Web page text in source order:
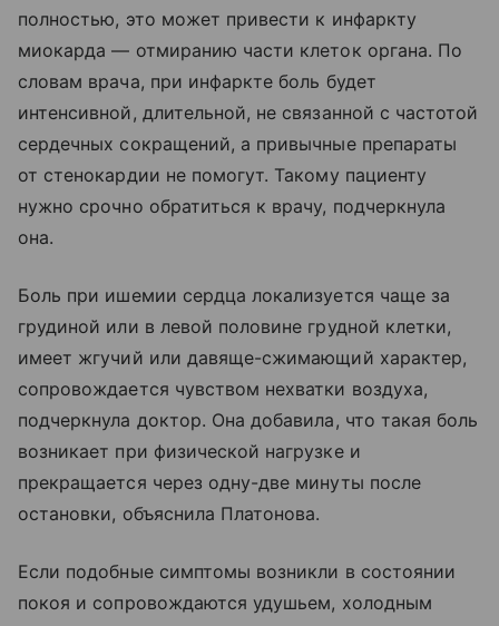
полностью, это может привести к инфаркту
миокарда — отмиранию части клеток органа. По
словам врача, при инфаркте боль будет
интенсивной, длительной, не связанной с частотой
сердечных сокращений, а привычные препараты
от стенокардии не помогут. Такому пациенту
нужно срочно обратиться к врачу, подчеркнула
она.
Боль при ишемии сердца локализуется чаще за
грудиной или в левой половине грудной клетки,
имеет жгучий или давяще-сжимающий характер,
сопровождается чувством нехватки воздуха,
подчеркнула доктор. Она добавила, что такая боль
возникает при физической нагрузке и
прекращается через одну-две минуты после
остановки, объяснила Платонова.
Если подобные симптомы возникли в состоянии
покоя и сопровождаются удушьем, холодным